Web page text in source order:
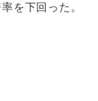
を下回った。